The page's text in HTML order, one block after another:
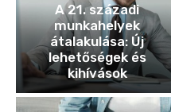
A 21. századi
munkahelyek
átalakulása: Új
lehetőségek és
kihívások